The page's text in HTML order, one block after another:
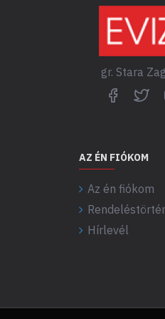
gr. Stara
AZ ÉN FIÓKOM
Az én fiókom
Hírlevél